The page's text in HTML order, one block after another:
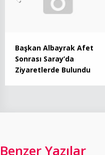
Başkan Albayrak Afet
Sonrası Saray’da
Ziyaretlerde Bulundu
Benzer Yazılar